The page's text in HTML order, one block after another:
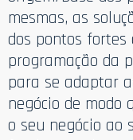
mesmas, as
dos pontos fortes
programação da
para se adaptar
negócio de modo
o seu negócio ao